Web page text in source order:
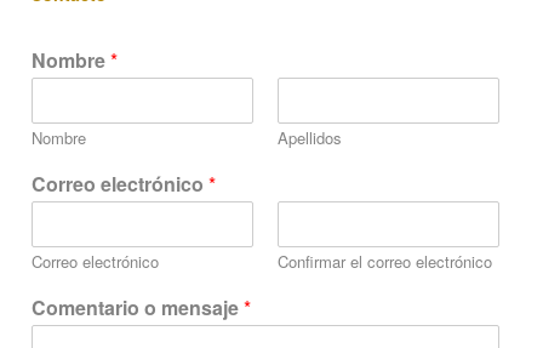
Nombre*
Nombre Apellidos
Correo electrónico *
Correo electrónico Confirmar el correo electrónico
C
o
Comentario o mensaje*